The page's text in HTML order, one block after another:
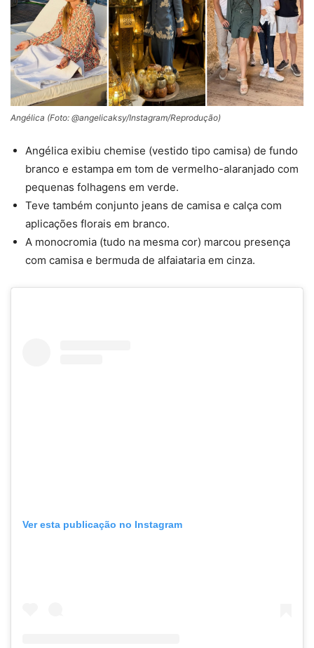
Angélica (Foto: @angelicaksy/Instagram/Reprodução)
Angélica exibiu chemise (vestido tipo camisa) de fundo
branco e estampa em tom de vermelho-alaranjado com
pequenas folhagens em verde.
Teve também conjunto jeans de camisa e calça com
aplicações florais em branco.
A monocromia (tudo na mesma cor) marcou presença
com camisa e bermuda de alfaiataria em cinza.
Ver esta publicação no Instagram